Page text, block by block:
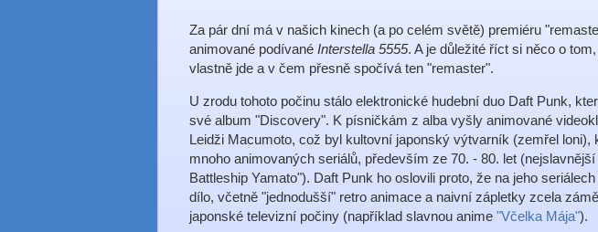
Za pár dní má v našich kinech (a po celém světě) premiéru
animované podívané Interstella 5555. A je důležité říct si něco o
vlastně jde a v čem přesně spočívá ten "remaster".
U zrodu tohoto počinu stálo elektronické hudební duo Daft Punk,
své album "Discovery". K písničkám z alba vyšly animované
Leidži Macumoto, což byl kultovní japonský výtvarník (zemřel loni),
mnoho animovaných seriálů, především ze 70. - 80. let
Battleship Yamato"). Daft Punk ho oslovili proto, že na jeho
dílo, včetně "jednodušší" retro animace a naivní zápletky zcela
japonské televizní počiny (například slavnou anime "Včelka Mája").